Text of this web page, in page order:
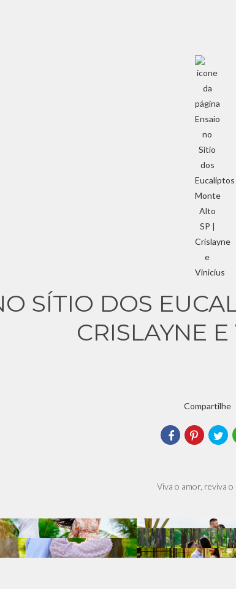
SÍTIO DOS
CRISLAYNE
Compartilhe
Viva o amor, reviva o